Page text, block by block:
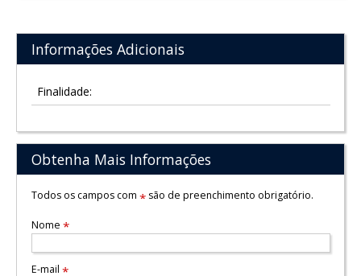
Informações Adicionais
Finalidade:
Obtenha Mais Informações
Todos os campos com *são de preenchimento obrigatório.
Nome *
E-mail *